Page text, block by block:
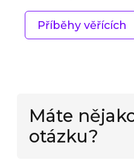
Příběhy věřících
Máte
otázku?